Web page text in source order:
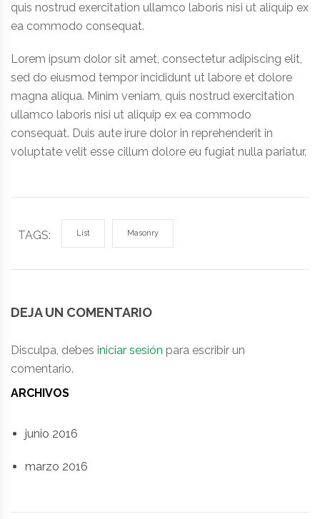
quis nostrud exercitation ullamco laboris nisi ut aliquip ex
ea commodo consequat.
Lorem ipsum dolor sit amet, consectetur adipiscing elit,
sed do eiusmod tempor incididunt ut labore et dolore
magna aliqua. Minim veniam, quis nostrud exercitation
ullamco laboris nisi ut aliquip ex ea commodo
consequat. Duis aute irure dolor in reprehenderit in
voluptate velit esse cillum dolore eu fugiat nulla pariatur.
TAGS: List Masonry
DEJA UN COMENTARIO
Disculpa, debes iniciar sesión para escribir un
comentario.
ARCHIVOS
junio 2016
marzo 2016